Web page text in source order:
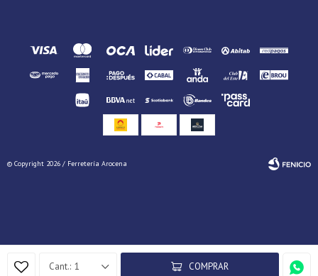
1 COMPRAR
© Copyright 2026 / Ferretería Arocena